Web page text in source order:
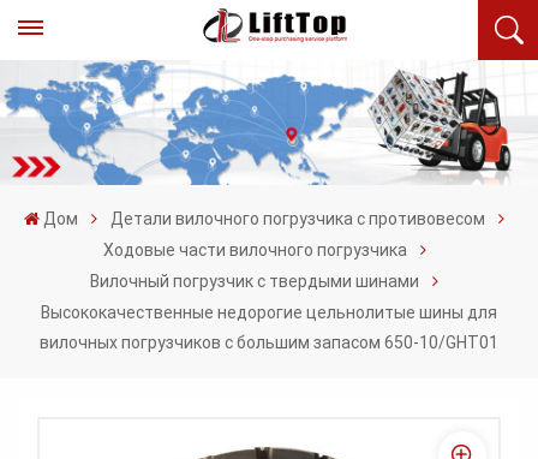
Дом
Детали вилочного погрузчика с противовесом
Ходовые части вилочного погрузчика
Вилочный погрузчик с твердыми шинами
Высококачественные недорогие цельнолитые шины для
вилочных погрузчиков с большим запасом 650-10/GHT01